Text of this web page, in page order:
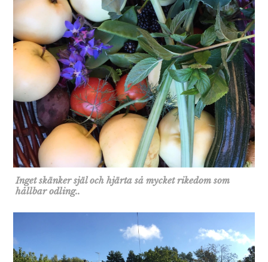
Inget skänker själ och hjärta så mycket rikedom som
hållbar odling..